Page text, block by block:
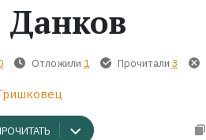
Отложили 1 Прочитали 3